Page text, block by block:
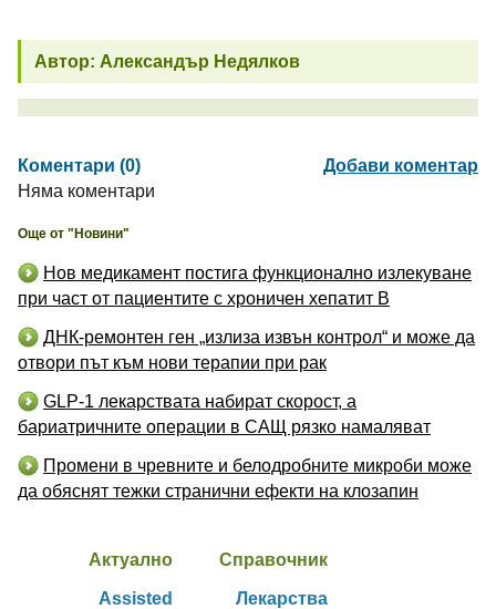
Автор: Александър Недялков
Коментари (0)
Добави коментар
Няма коментари
Още от "Новини"
Нов медикамент постига функционално излекуване
при част от пациентите с хроничен хепатит B
ДНК-ремонтен ген „излиза извън контрол“ и може да
отвори път към нови терапии при рак
GLP-1 лекарствата набират скорост, а
бариатричните операции в САЩ рязко намаляват
Промени в чревните и белодробните микроби може
да обяснят тежки странични ефекти на клозапин
Актуално
Assisted
Справочник
Лекарства